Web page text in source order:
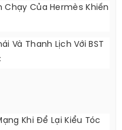
Chạy Của Hermès Khiến
Và Thanh Lịch Với BST
Khi Để Lại Kiểu Tóc